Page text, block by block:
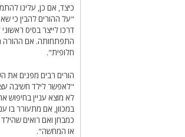
כיצד, אם כן, עלינו
"על ההורים להבין כי
דרכו לייצר בסיס
התפתחותה. אם ההורה
חלופית".
הורים רבים מפנים את
"לאפשר לילד חשיבה
לא מוצא עניין
במכוון, אם מתעורר בו
כמבחן ואם רואים
או המחשה".